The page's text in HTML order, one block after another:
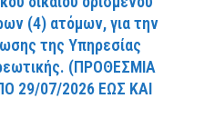
(4) ατόμων, για την
της Υπηρεσίας
(ΠPOΘEΣMIA
29/07/2026 EΩΣ KAI